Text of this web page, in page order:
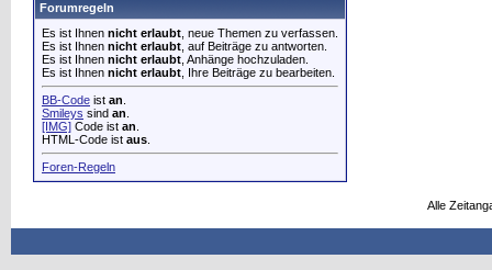
Forumregeln
Es ist Ihnen nicht erlaubt , neue Themen zu verfassen.
Es ist Ihnen nicht erlaubt , auf Beiträge zu antworten.
Es ist Ihnen nicht erlaubt , Anhänge hochzuladen.
Es ist Ihnen nicht erlaubt , Ihre Beiträge zu bearbeiten.
BB-Code ist an
Smileys sind an
[IMG] Code ist an
HTML-Code ist aus
Foren-Regeln
Alle